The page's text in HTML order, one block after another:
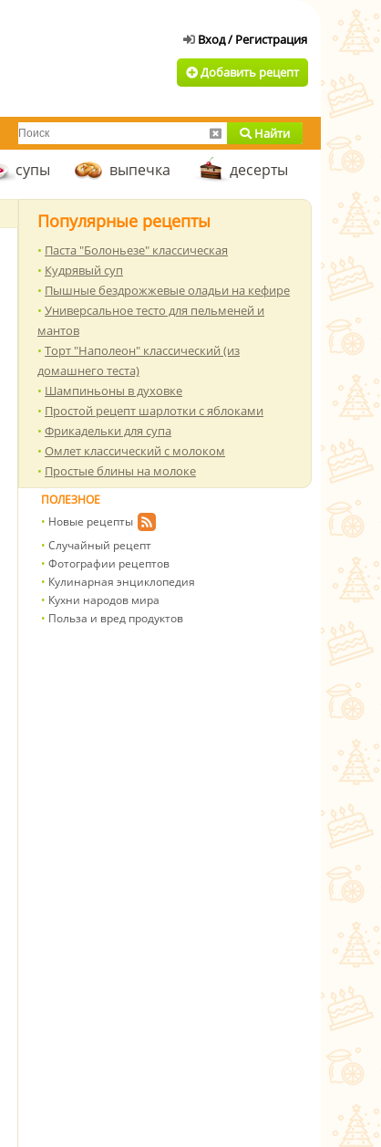
Добавить рецепт
Найти
супы выпечка десерты
Популярные рецепты
Паста "Болоньезе" классическая
Кудрявый суп
Пышные бездрожжевые оладьи на кефире
Универсальное тесто для пельменей и
мантов
Торт "Наполеон" классический (из
домашнего теста)
Шампиньоны в духовке
Простой рецепт шарлотки с яблоками
Фрикадельки для супа
Омлет классический с молоком
Простые блины на молоке
ПОЛЕЗНОЕ
Новые рецепты
Случайный рецепт
Фотографии рецептов
Кулинарная энциклопедия
Кухни народов мира
Польза и вред продуктов